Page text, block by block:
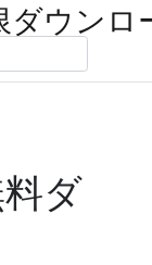
ダウンロ
ダ